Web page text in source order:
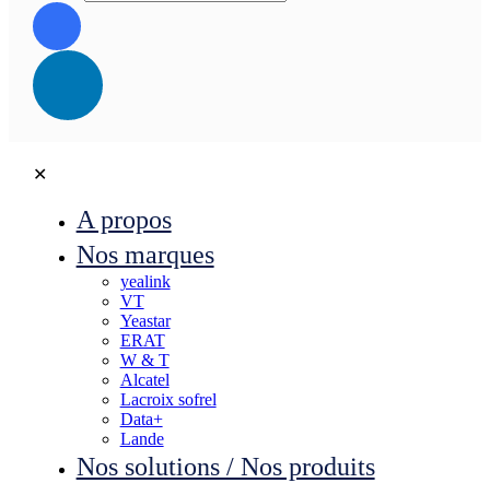
✕
A propos
Nos marques
yealink
VT
Yeastar
ERAT
W & T
Alcatel
Lacroix sofrel
Data+
Lande
Nos solutions / Nos produits